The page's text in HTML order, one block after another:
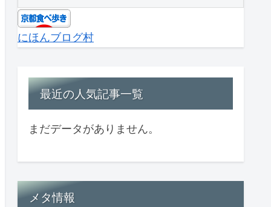
にほんブログ村
最近の人気記事一覧
まだデータがありません。
メタ情報